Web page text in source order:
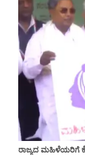
ರಾಜ್ಯದ ಮಹಿಳೆಯರಿಗೆ